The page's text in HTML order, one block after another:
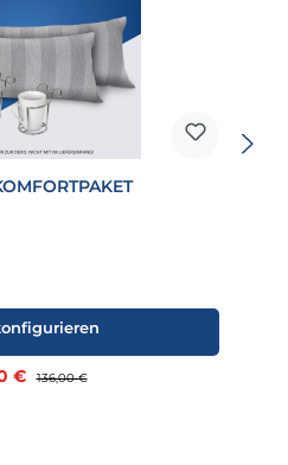
€ Regulärer Preis:
136,00 €